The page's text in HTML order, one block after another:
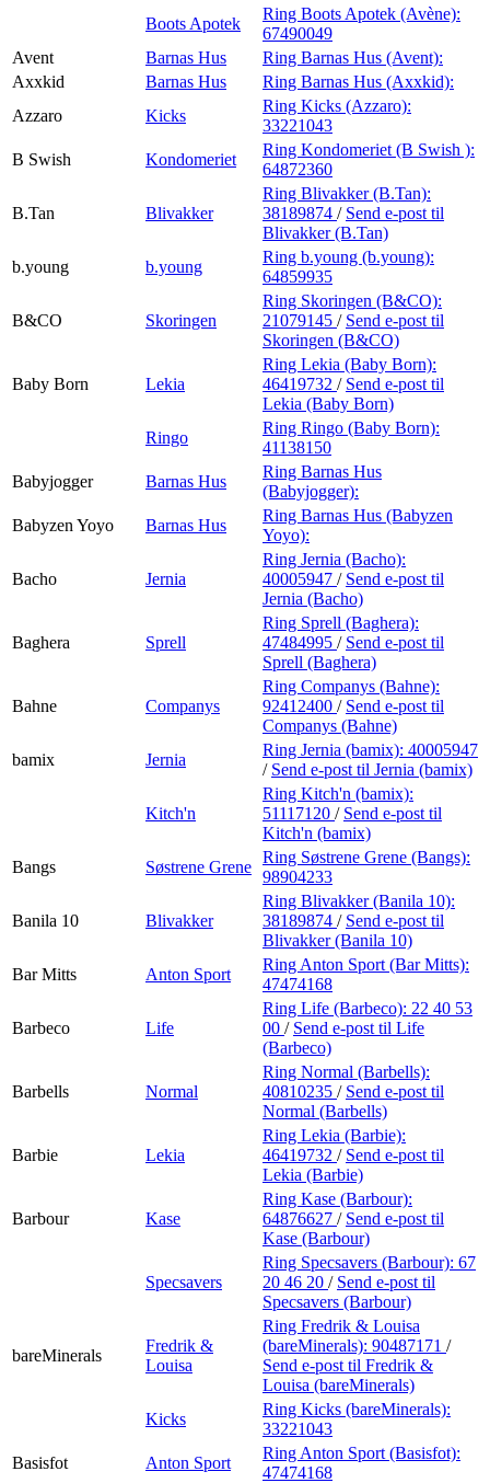
Boots Apotek
Ring Boots Apotek (Avène):
67490049
Avent
Barnas Hus
Ring Barnas Hus (Avent):
Axxkid
Barnas Hus
Ring Barnas Hus (Axxkid):
Azzaro
Kicks
Ring Kicks (Azzaro):
33221043
B Swish
Kondomeriet
Ring Kondomeriet (B Swish ):
64872360
B.Tan Blivakker
Ring Blivakker (B.Tan):
38189874 / Send e-post til
Blivakker (B.Tan)
b.young
b.young
Ring b.young (b.young):
64859935
B&CO Skoringen
Ring Skoringen (B&CO):
21079145 / Send e-post til
Skoringen (B&CO)
Baby Born Lekia
Ring Lekia (Baby Born):
46419732 / Send e-post til
Lekia (Baby Born)
Ringo
Ring Ringo (Baby Born):
41138150
Babyjogger
Barnas Hus
Ring Barnas Hus
(Babyjogger):
Babyzen Yoyo
Barnas Hus
Ring Barnas Hus (Babyzen
Yoyo):
Bacho Jernia
Ring Jernia (Bacho):
40005947 / Send e-post til
Jernia (Bacho)
Baghera Sprell
Ring Sprell (Baghera):
47484995 / Send e-post til
Sprell (Baghera)
Bahne Companys
Ring Companys (Bahne):
92412400 / Send e-post til
Companys (Bahne)
bamix
Jernia
Ring Jernia (bamix): 40005947
/ Send e-post til Jernia (bamix)
Kitch'n
Ring Kitch'n (bamix):
51117120 / Send e-post til
Kitch'n (bamix)
Bangs
Søstrene Grene
Ring Søstrene Grene (Bangs):
98904233
Banila 10 Blivakker
Ring Blivakker (Banila 10):
38189874 / Send e-post til
Blivakker (Banila 10)
Bar Mitts
Anton Sport
Ring Anton Sport (Bar Mitts):
47474168
Barbeco Life
Ring Life (Barbeco): 22 40 53
00 / Send e-post til Life
(Barbeco)
Barbells Normal
Ring Normal (Barbells):
40810235 / Send e-post til
Normal (Barbells)
Barbie Lekia
Ring Lekia (Barbie):
46419732 / Send e-post til
Lekia (Barbie)
Barbour Kase
Ring Kase (Barbour):
64876627 / Send e-post til
Kase (Barbour)
Specsavers
Ring Specsavers (Barbour): 67
20 46 20 / Send e-post til
Specsavers (Barbour)
bareMinerals
Fredrik &
Louisa
Ring Fredrik & Louisa
(bareMinerals): 90487171 /
Send e-post til Fredrik &
Louisa (bareMinerals)
Kicks
Ring Kicks (bareMinerals):
33221043
Basisfot
Anton Sport
Ring Anton Sport (Basisfot):
47474168